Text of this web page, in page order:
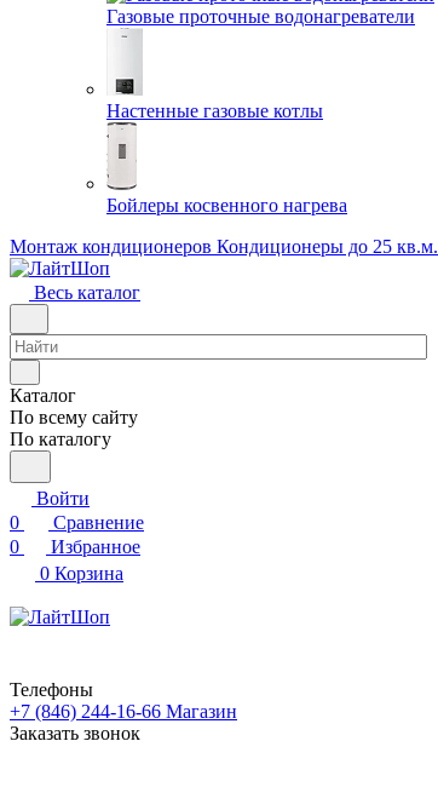
Газовые проточные водонагреватели
Настенные газовые котлы
Бойлеры косвенного нагрева
Монтаж кондиционеров Кондиционеры до 25 кв.м.
Весь каталог
Каталог
По всему сайту
По каталогу
Войти
0
Сравнение
0
Избранное
0 Корзина
Телефоны
+7 (846) 244-16-66 Магазин
Заказать звонок